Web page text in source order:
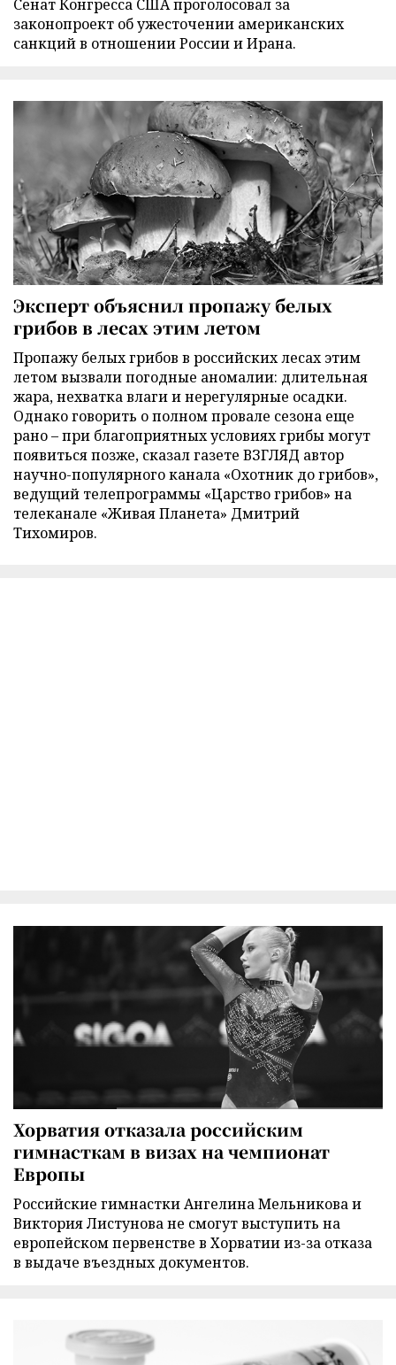
Сенат Конгресса США проголосовал за
законопроект об ужесточении американских
санкций в отношении России и Ирана.
Эксперт объяснил пропажу белых
грибов в лесах этим летом
Пропажу белых грибов в российских лесах этим
летом вызвали погодные аномалии: длительная
жара, нехватка влаги и нерегулярные осадки.
Однако говорить о полном провале сезона еще
рано – при благоприятных условиях грибы могут
появиться позже, сказал газете ВЗГЛЯД автор
научно-популярного канала «Охотник до грибов»,
ведущий телепрограммы «Царство грибов» на
телеканале «Живая Планета» Дмитрий
Тихомиров.
Хорватия отказала российским
гимнасткам в визах на чемпионат
Европы
Российские гимнастки Ангелина Мельникова и
Виктория Листунова не смогут выступить на
европейском первенстве в Хорватии из-за отказа
в выдаче въездных документов.